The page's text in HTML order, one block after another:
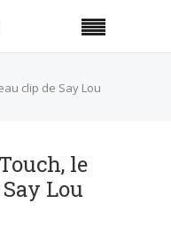
clip de Say Lou
le
Lou